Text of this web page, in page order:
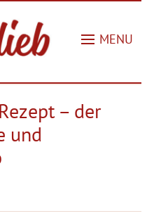
MENU
– der
und